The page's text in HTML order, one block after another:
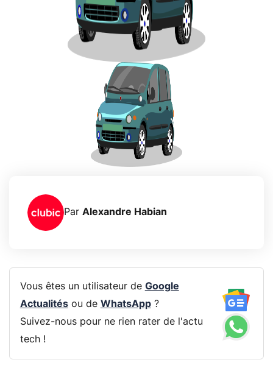
Par Alexandre Habian
Vous êtes un utilisateur de Google
Actualitésou de WhatsApp?
Suivez-nous pour ne rien rater de l'actu
tech !